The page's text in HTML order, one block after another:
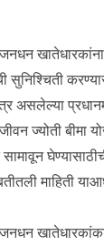
सुनिश्चिती
असलेल्या
ज्योती बीमा
माहिती
जनधन